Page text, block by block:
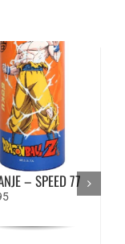
X DRAGON
Z NCS DBZ –
– SPEED 77